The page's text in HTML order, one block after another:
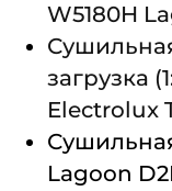
W5180H
загрузка
Electrolux
Lagoon